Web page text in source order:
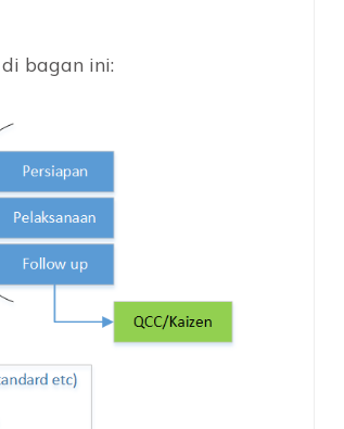
bagan ini: